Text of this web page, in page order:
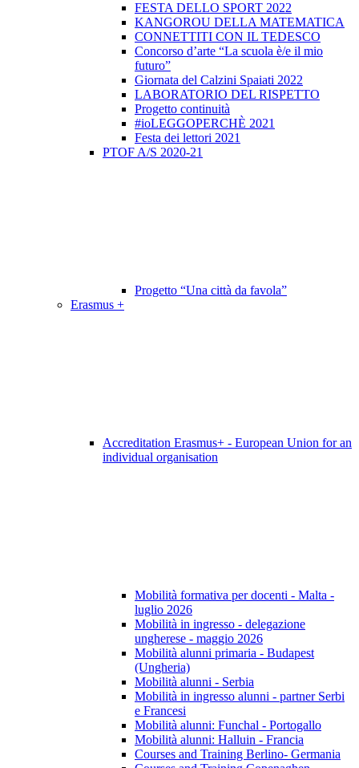
FESTA DELLO SPORT 2022
KANGOROU DELLA MATEMATICA
CONNETTITI CON IL TEDESCO
Concorso d’arte “La scuola è/e il mio
futuro”
Giornata del Calzini Spaiati 2022
LABORATORIO DEL RISPETTO
Progetto continuità
#ioLEGGOPERCHÈ 2021
Festa dei lettori 2021
PTOF A/S 2020-21
Progetto “Una città da favola”
Erasmus +
Accreditation Erasmus+ - European Union for an
individual organisation
Mobilità formativa per docenti - Malta -
luglio 2026
Mobilità in ingresso - delegazione
ungherese - maggio 2026
Mobilità alunni primaria - Budapest
(Ungheria)
Mobilità alunni - Serbia
Mobilità in ingresso alunni - partner Serbi
e Francesi
Mobilità alunni: Funchal - Portogallo
Mobilità alunni: Halluin - Francia
Courses and Training Berlino- Germania